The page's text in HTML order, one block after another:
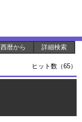
西暦から 詳細検索
ヒット数（65）